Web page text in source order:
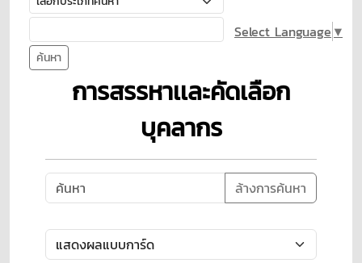
ค้นหา
Select Language ▼
การสรรหาเเละคัดเลือก
บุคลากร
ล้างการค้นหา